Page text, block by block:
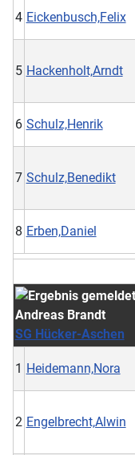
4 Eickenbusch,Felix
5 Hackenholt,Arndt
6 Schulz,Henrik
7 Schulz,Benedikt
8 Erben,Daniel
SG Hücker-Aschen
1 Heidemann,Nora
2 Engelbrecht,Alwin